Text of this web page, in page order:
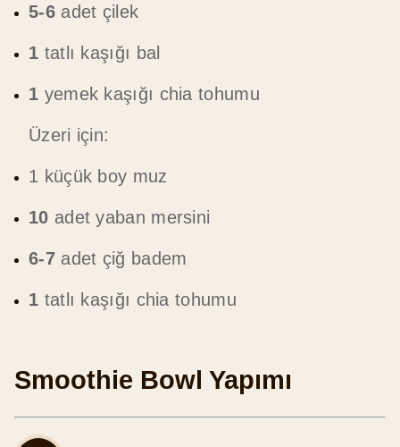
5-6adet çilek
1 tatlı kaşığı bal
1 yemek kaşığı chia tohumu
Üzeri için:
1 küçük boy muz
10 adet yaban mersini
6-7 adet çiğ badem
1 tatlı kaşığı chia tohumu
Smoothie Bowl Yapımı